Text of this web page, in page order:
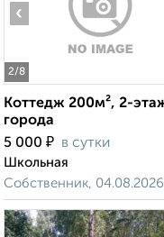
2/8
‹
Коттедж 200м², 2-
города
5 000 ₽ в сутки
Школьная
Собственник, 04.08.2026